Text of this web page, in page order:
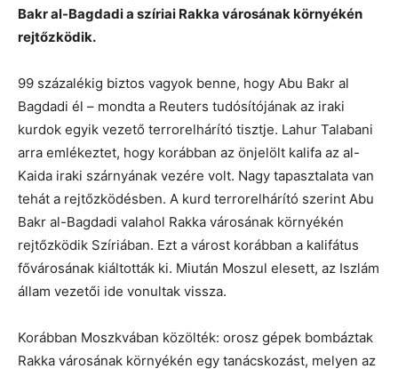
Bakr al-Bagdadi a szíriai Rakka városának környékén
rejtőzködik.
99 százalékig biztos vagyok benne, hogy Abu Bakr al
Bagdadi él – mondta a Reuters tudósítójának az iraki
kurdok egyik vezető terrorelhárító tisztje. Lahur Talabani
arra emlékeztet, hogy korábban az önjelölt kalifa az al-
Kaida iraki szárnyának vezére volt. Nagy tapasztalata van
tehát a rejtőzködésben. A kurd terrorelhárító szerint Abu
Bakr al-Bagdadi valahol Rakka városának környékén
rejtőzködik Szíriában. Ezt a várost korábban a kalifátus
fővárosának kiáltották ki. Miután Moszul elesett, az Iszlám
állam vezetői ide vonultak vissza.
Korábban Moszkvában közölték: orosz gépek bombáztak
Rakka városának környékén egy tanácskozást, melyen az